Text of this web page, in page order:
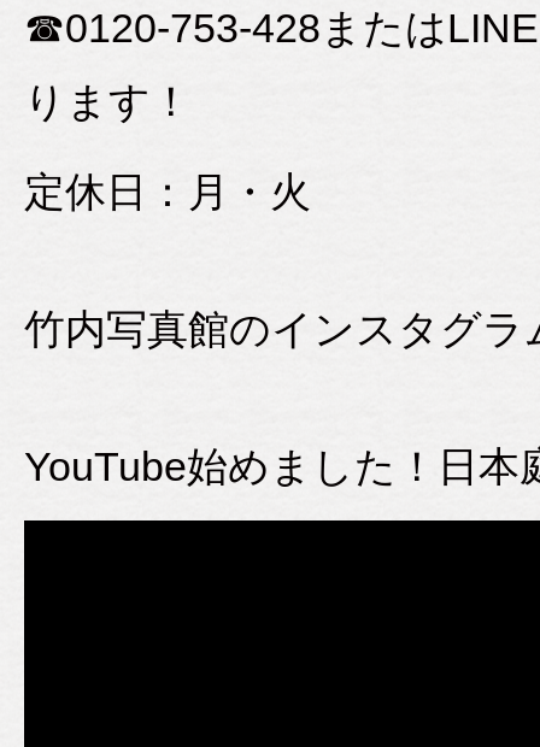
☎0120-753-428または
ります！
定休日：月・火
竹内写真館のインスタグ
YouTube始めました！日